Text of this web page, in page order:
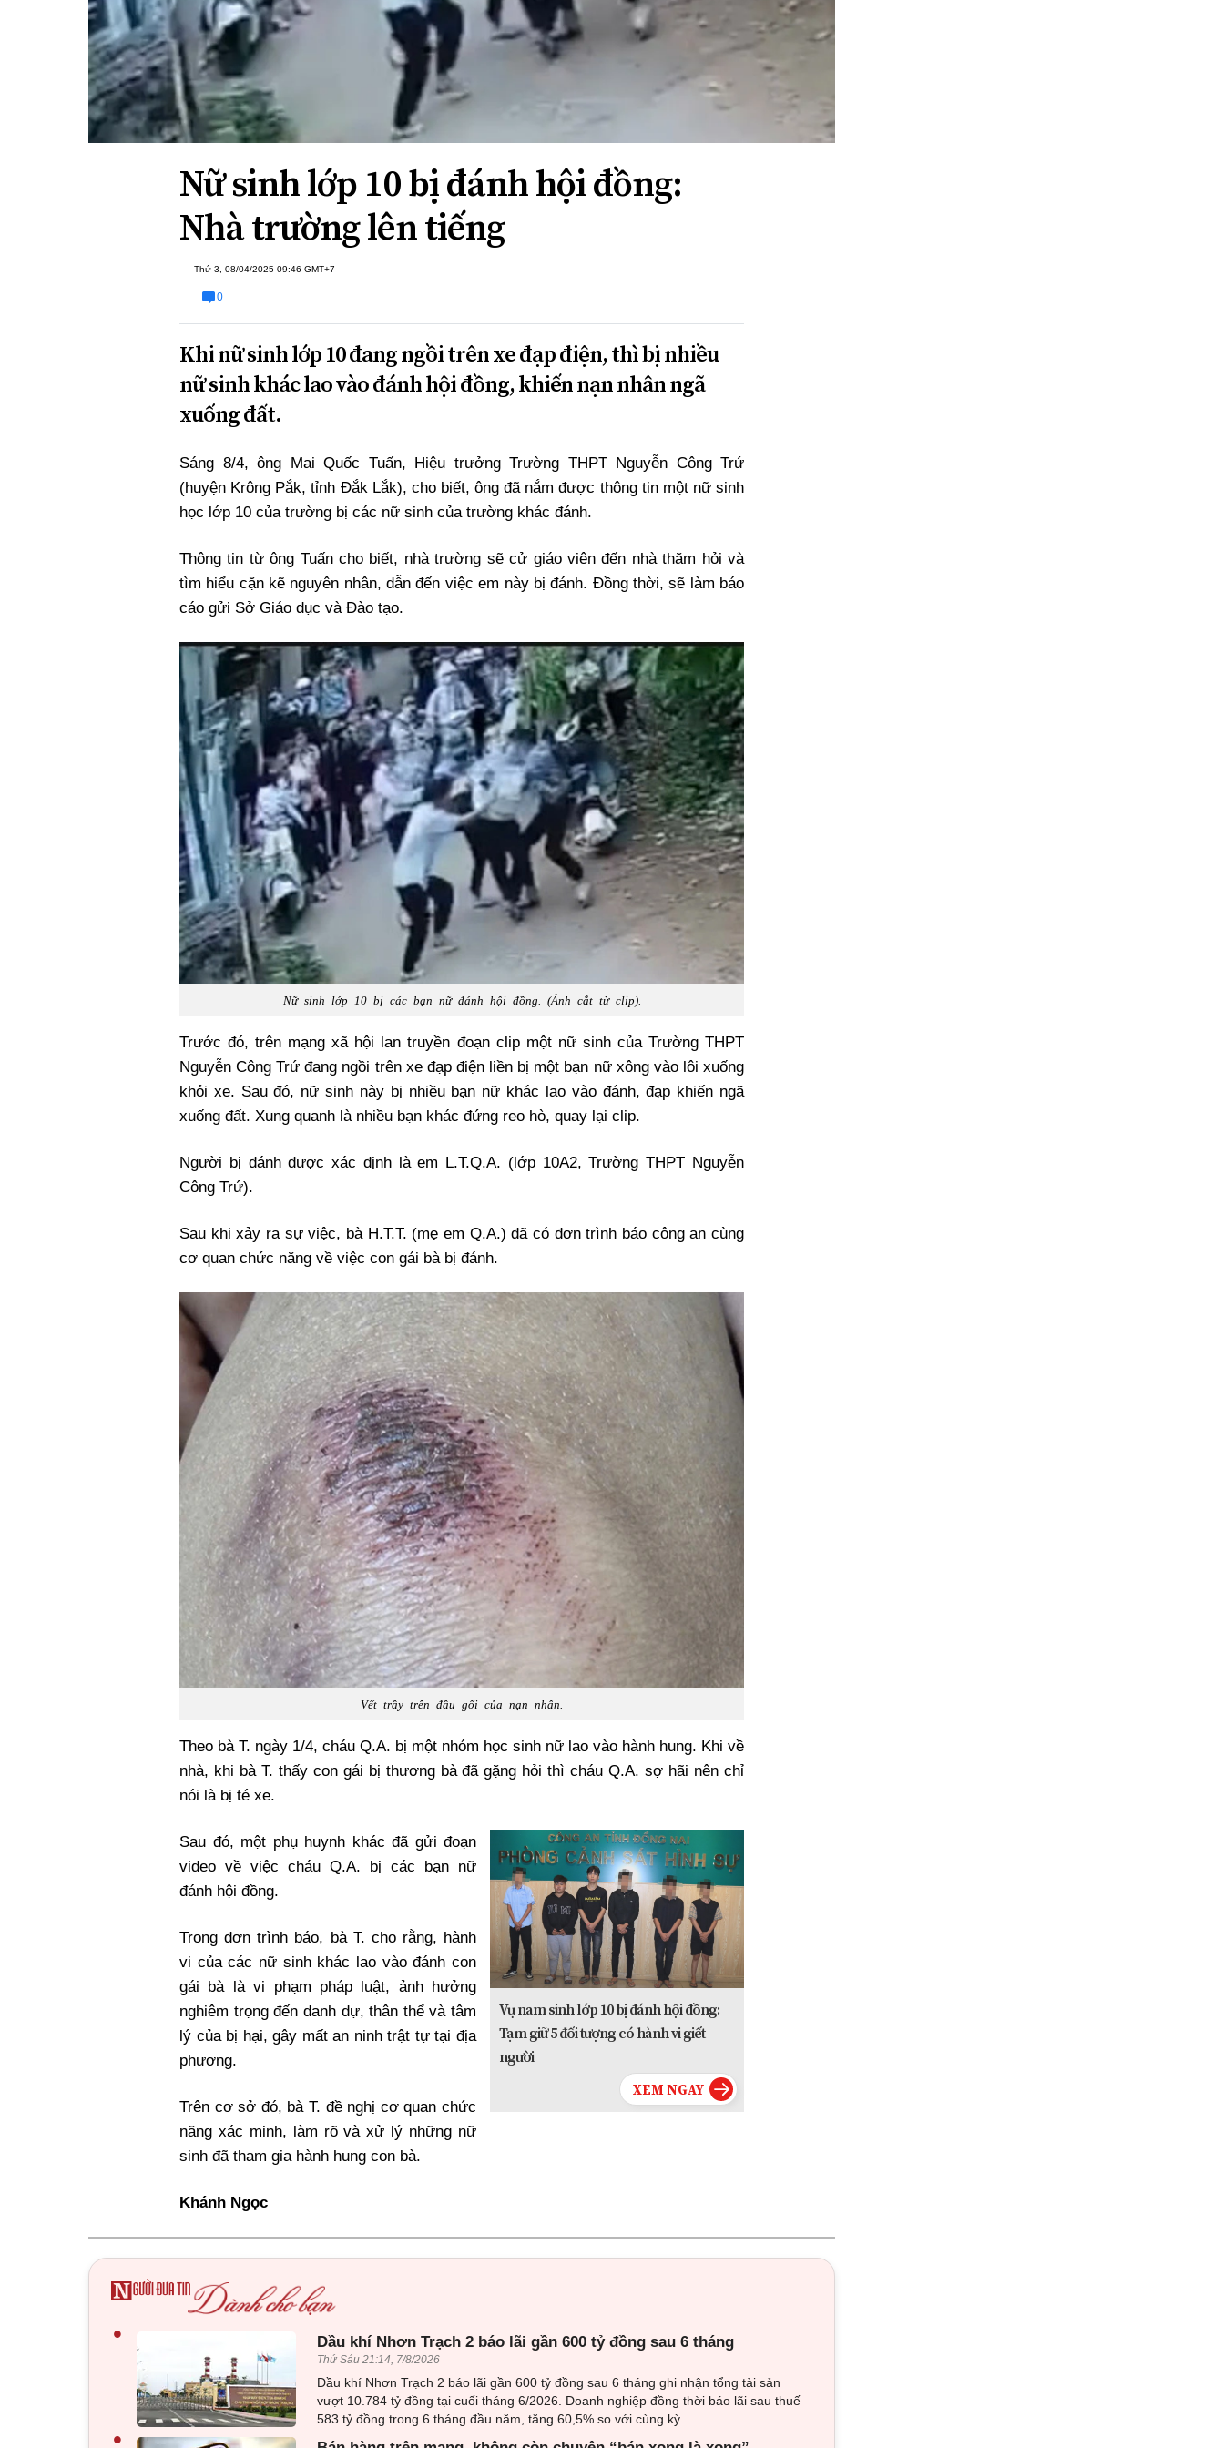
Xi nhan Trái Phải
Bạn đọc viết
Nữ sinh lớp 10 bị đánh hội đồng:
Nhà trường lên tiếng
Thứ 3, 08/04/2025 09:46 GMT+7
0
Khi nữ sinh lớp 10 đang ngồi trên xe đạp điện, thì bị nhiều
nữ sinh khác lao vào đánh hội đồng, khiến nạn nhân ngã
xuống đất.
Sáng 8/4, ông Mai Quốc Tuấn, Hiệu trưởng Trường THPT Nguyễn Công Trứ
(huyện Krông Pắk, tỉnh Đắk Lắk), cho biết, ông đã nắm được thông tin một nữ sinh
học lớp 10 của trường bị các nữ sinh của trường khác đánh.
Thông tin từ ông Tuấn cho biết, nhà trường sẽ cử giáo viên đến nhà thăm hỏi và
tìm hiểu cặn kẽ nguyên nhân, dẫn đến việc em này bị đánh. Đồng thời, sẽ làm báo
cáo gửi Sở Giáo dục và Đào tạo.
Nữ sinh lớp 10 bị các bạn nữ đánh hội đồng. (Ảnh cắt từ clip).
Trước đó, trên mạng xã hội lan truyền đoạn clip một nữ sinh của Trường THPT
Nguyễn Công Trứ đang ngồi trên xe đạp điện liền bị một bạn nữ xông vào lôi xuống
khỏi xe. Sau đó, nữ sinh này bị nhiều bạn nữ khác lao vào đánh, đạp khiến ngã
xuống đất. Xung quanh là nhiều bạn khác đứng reo hò, quay lại clip.
Người bị đánh được xác định là em L.T.Q.A. (lớp 10A2, Trường THPT Nguyễn
Công Trứ).
Sau khi xảy ra sự việc, bà H.T.T. (mẹ em Q.A.) đã có đơn trình báo công an cùng
cơ quan chức năng về việc con gái bà bị đánh.
Vết trầy trên đầu gối của nạn nhân.
Theo bà T. ngày 1/4, cháu Q.A. bị một nhóm học sinh nữ lao vào hành hung. Khi về
nhà, khi bà T. thấy con gái bị thương bà đã gặng hỏi thì cháu Q.A. sợ hãi nên chỉ
nói là bị té xe.
Vụ nam sinh lớp 10 bị đánh hội đồng:
Tạm giữ 5 đối tượng có hành vi giết
người
Sau đó, một phụ huynh khác đã gửi đoạn
video về việc cháu Q.A. bị các bạn nữ
đánh hội đồng.
Trong đơn trình báo, bà T. cho rằng, hành
vi của các nữ sinh khác lao vào đánh con
gái bà là vi phạm pháp luật, ảnh hưởng
nghiêm trọng đến danh dự, thân thể và tâm
lý của bị hại, gây mất an ninh trật tự tại địa
phương.
Trên cơ sở đó, bà T. đề nghị cơ quan chức
năng xác minh, làm rõ và xử lý những nữ
sinh đã tham gia hành hung con bà.
Khánh Ngọc
• Dầu khí Nhơn Trạch 2 báo lãi gần 600 tỷ đồng sau 6 tháng
Thứ Sáu 21:14, 7/8/2026
Dầu khí Nhơn Trạch 2 báo lãi gần 600 tỷ đồng sau 6 tháng ghi nhận tổng tài sản
vượt 10.784 tỷ đồng tại cuối tháng 6/2026. Doanh nghiệp đồng thời báo lãi sau thuế
583 tỷ đồng trong 6 tháng đầu năm, tăng 60,5% so với cùng kỳ.
•